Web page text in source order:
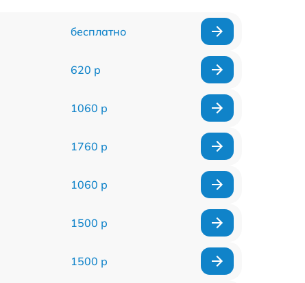
бесплатно
620 р
1060 р
1760 р
1060 р
1500 р
1500 р